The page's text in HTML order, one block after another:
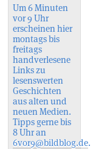
Um 6 Minuten
vor 9 Uhr
erscheinen hier
montags bis
freitags
handverlesene
Links zu
lesenswerten
Geschichten
aus alten und
neuen Medien.
Tipps gerne bis
8 Uhr an
6vor9@bildblog.de.